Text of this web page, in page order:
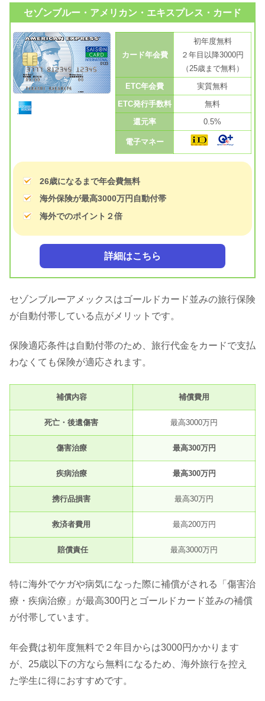
セゾンブルー・アメリカン・エキスプレス・カード
カード年会費
初年度無料
２年目以降3000円
（25歳まで無料）
ETC年会費
実質無料
ETC発行手数料
無料
還元率
0.5%
電子マネー
26歳になるまで年会費無料
海外保険が最高3000万円自動付帯
海外でのポイント２倍
詳細はこちら
セゾンブルーアメックスはゴールドカード並みの旅行保険
が自動付帯している点がメリットです。
保険適応条件は自動付帯のため、旅行代金をカードで支払
わなくても保険が適応されます。
補償内容 補償費用
死亡・後遺傷害 最高3000万円
傷害治療 最高300万円
疾病治療 最高300万円
携行品損害 最高30万円
救済者費用 最高200万円
賠償責任 最高3000万円
特に海外でケガや病気になった際に補償がされる「傷害治
療・疾病治療」が最高300円とゴールドカード並みの補償
が付帯しています。
年会費は初年度無料で２年目からは3000円かかります
が、25歳以下の方なら無料になるため、海外旅行を控え
た学生に得におすすめです。